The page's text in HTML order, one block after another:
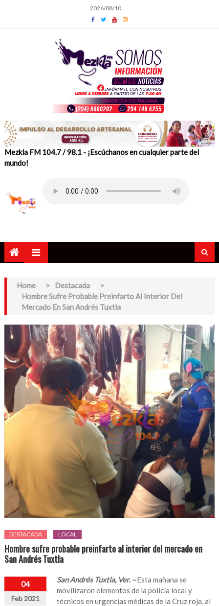
content
2026/08/10
Mezkla FM 104.7 / 98.1 - ¡Escúchanos en cualquier parte del
mundo!
Home > Destacada
>
Hombre Sufre Probable Preinfarto Al Interior Del
Mercado En San Andrés Tuxtla
DESTACADA LOCAL
Hombre sufre probable preinfarto al interior del mercado en
San Andrés Tuxtla
04
Feb 2021
San Andrés Tuxtla, Ver. –Esta mañana se
movilizaron elementos de la policía local y
técnicos en urgencias médicas de la Cruz roja, al